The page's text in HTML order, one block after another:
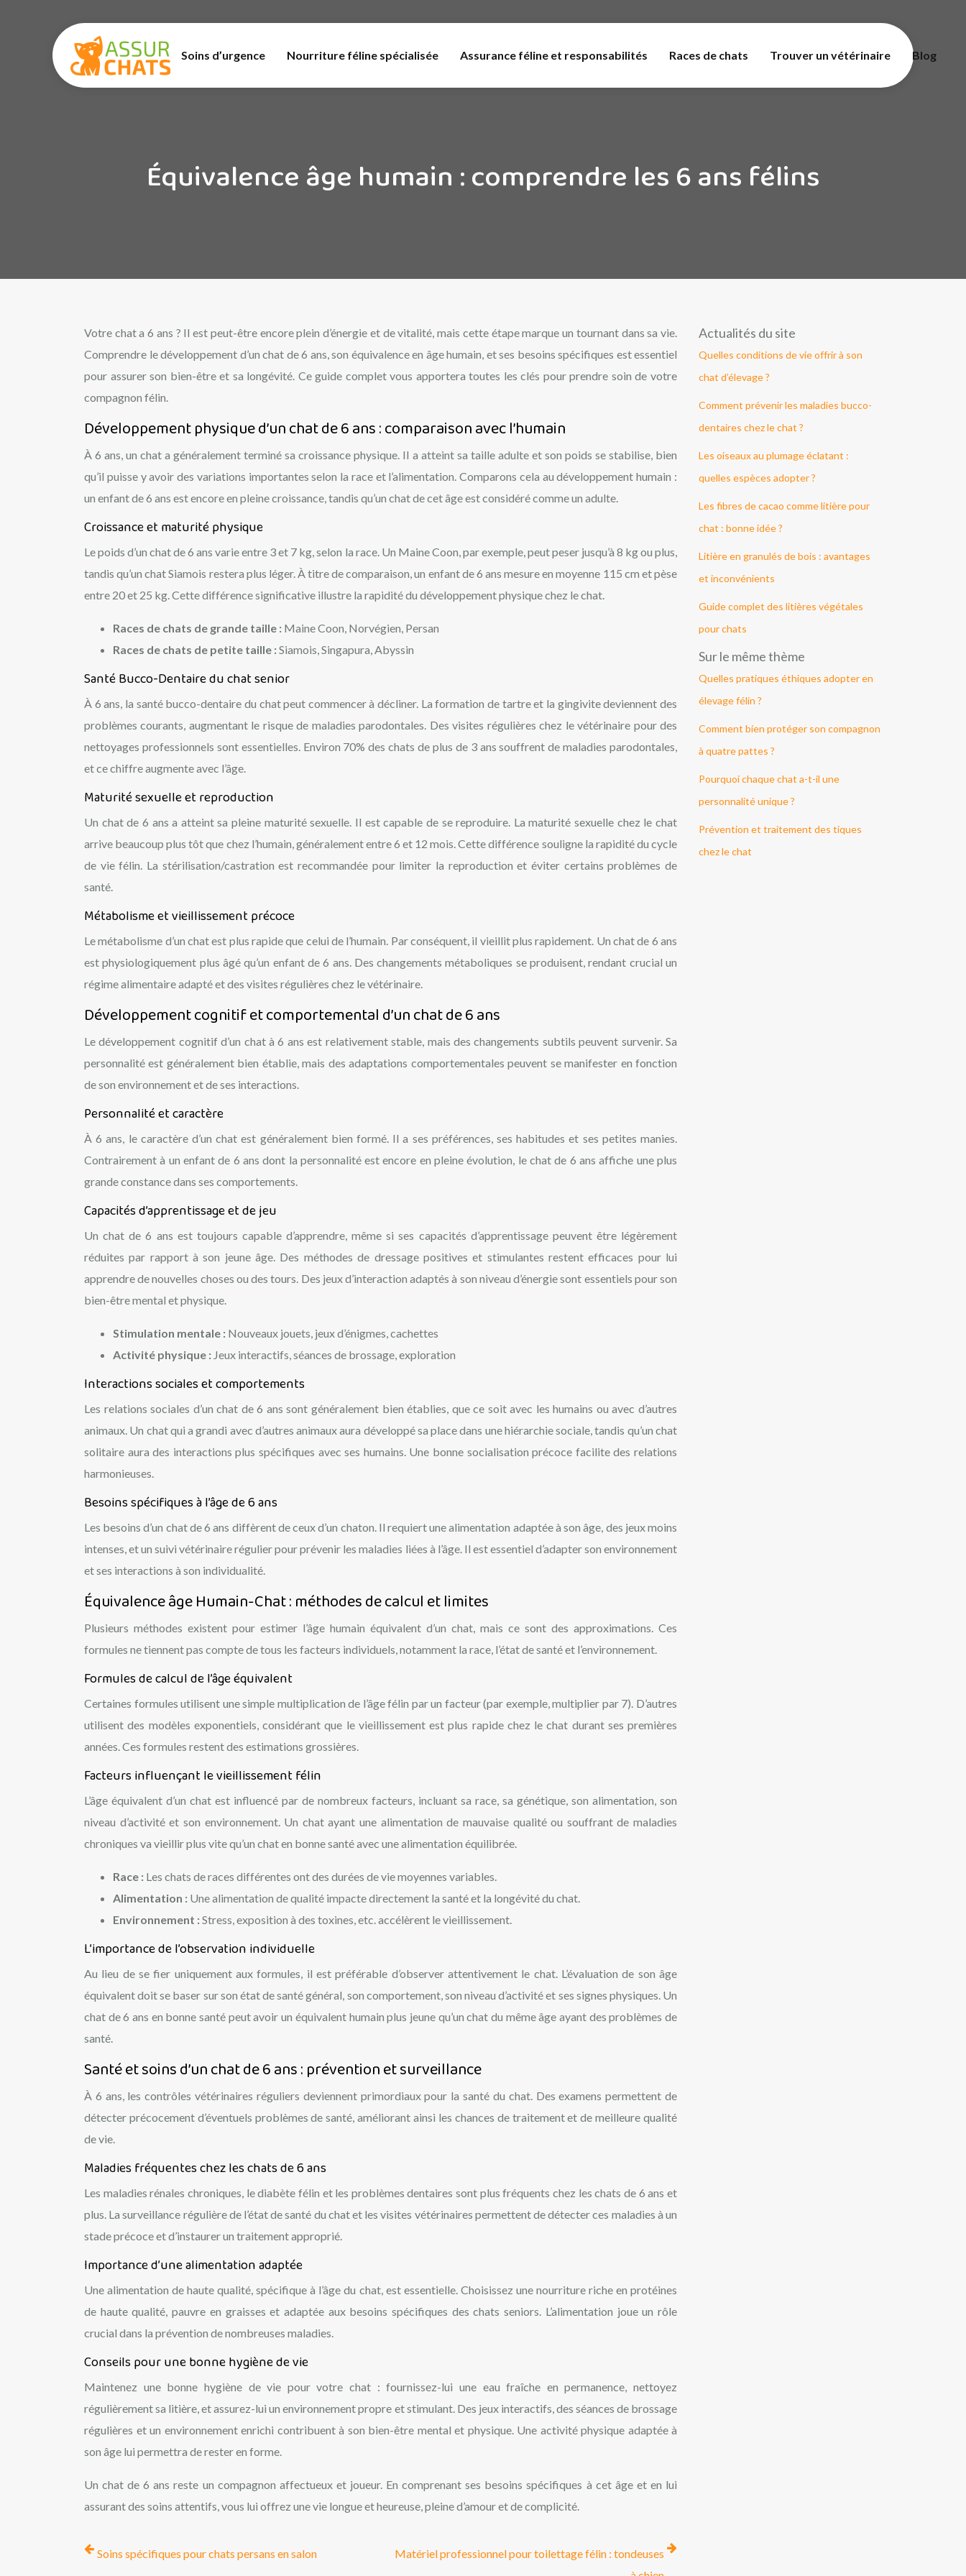
Soins d’urgence Nourriture féline spécialisée Assurance féline et responsabilités Races de chats Trouver un vétérinaire Blog
Équivalence âge humain : comprendre les 6 ans félins
Votre chat a 6 ans ? Il est peut-être encore plein d’énergie et de vitalité, mais cette étape marque un tournant dans sa vie.
Comprendre le développement d’un chat de 6 ans, son équivalence en âge humain, et ses besoins spécifiques est essentiel
pour assurer son bien-être et sa longévité. Ce guide complet vous apportera toutes les clés pour prendre soin de votre
compagnon félin.
Développement physique d’un chat de 6 ans : comparaison avec l’humain
À 6 ans, un chat a généralement terminé sa croissance physique. Il a atteint sa taille adulte et son poids se stabilise, bien
qu’il puisse y avoir des variations importantes selon la race et l’alimentation. Comparons cela au développement humain :
un enfant de 6 ans est encore en pleine croissance, tandis qu’un chat de cet âge est considéré comme un adulte.
Croissance et maturité physique
Le poids d’un chat de 6 ans varie entre 3 et 7 kg, selon la race. Un Maine Coon, par exemple, peut peser jusqu’à 8 kg ou plus,
tandis qu’un chat Siamois restera plus léger. À titre de comparaison, un enfant de 6 ans mesure en moyenne 115 cm et pèse
entre 20 et 25 kg. Cette différence significative illustre la rapidité du développement physique chez le chat.
Races de chats de grande taille : Maine Coon, Norvégien, Persan
Races de chats de petite taille :Siamois, Singapura, Abyssin
Santé Bucco-Dentaire du chat senior
À 6 ans, la santé bucco-dentaire du chat peut commencer à décliner. La formation de tartre et la gingivite deviennent des
problèmes courants, augmentant le risque de maladies parodontales. Des visites régulières chez le vétérinaire pour des
nettoyages professionnels sont essentielles. Environ 70% des chats de plus de 3 ans souffrent de maladies parodontales,
et ce chiffre augmente avec l’âge.
Maturité sexuelle et reproduction
Un chat de 6 ans a atteint sa pleine maturité sexuelle. Il est capable de se reproduire. La maturité sexuelle chez le chat
arrive beaucoup plus tôt que chez l’humain, généralement entre 6 et 12 mois. Cette différence souligne la rapidité du cycle
de vie félin. La stérilisation/castration est recommandée pour limiter la reproduction et éviter certains problèmes de
santé.
Métabolisme et vieillissement précoce
Le métabolisme d’un chat est plus rapide que celui de l’humain. Par conséquent, il vieillit plus rapidement. Un chat de 6 ans
est physiologiquement plus âgé qu’un enfant de 6 ans. Des changements métaboliques se produisent, rendant crucial un
régime alimentaire adapté et des visites régulières chez le vétérinaire.
Développement cognitif et comportemental d’un chat de 6 ans
Le développement cognitif d’un chat à 6 ans est relativement stable, mais des changements subtils peuvent survenir. Sa
personnalité est généralement bien établie, mais des adaptations comportementales peuvent se manifester en fonction
de son environnement et de ses interactions.
Personnalité et caractère
À 6 ans, le caractère d’un chat est généralement bien formé. Il a ses préférences, ses habitudes et ses petites manies.
Contrairement à un enfant de 6 ans dont la personnalité est encore en pleine évolution, le chat de 6 ans affiche une plus
grande constance dans ses comportements.
Capacités d’apprentissage et de jeu
Un chat de 6 ans est toujours capable d’apprendre, même si ses capacités d’apprentissage peuvent être légèrement
réduites par rapport à son jeune âge. Des méthodes de dressage positives et stimulantes restent efficaces pour lui
apprendre de nouvelles choses ou des tours. Des jeux d’interaction adaptés à son niveau d’énergie sont essentiels pour son
bien-être mental et physique.
Stimulation mentale : Nouveaux jouets, jeux d’énigmes, cachettes
Activité physique : Jeux interactifs, séances de brossage, exploration
Interactions sociales et comportements
Les relations sociales d’un chat de 6 ans sont généralement bien établies, que ce soit avec les humains ou avec d’autres
animaux. Un chat qui a grandi avec d’autres animaux aura développé sa place dans une hiérarchie sociale, tandis qu’un chat
solitaire aura des interactions plus spécifiques avec ses humains. Une bonne socialisation précoce facilite des relations
harmonieuses.
Besoins spécifiques à l’âge de 6 ans
Les besoins d’un chat de 6 ans diffèrent de ceux d’un chaton. Il requiert une alimentation adaptée à son âge, des jeux moins
intenses, et un suivi vétérinaire régulier pour prévenir les maladies liées à l’âge. Il est essentiel d’adapter son environnement
et ses interactions à son individualité.
Équivalence âge Humain-Chat : méthodes de calcul et limites
Plusieurs méthodes existent pour estimer l’âge humain équivalent d’un chat, mais ce sont des approximations. Ces
formules ne tiennent pas compte de tous les facteurs individuels, notamment la race, l’état de santé et l’environnement.
Formules de calcul de l’âge équivalent
Certaines formules utilisent une simple multiplication de l’âge félin par un facteur (par exemple, multiplier par 7). D’autres
utilisent des modèles exponentiels, considérant que le vieillissement est plus rapide chez le chat durant ses premières
années. Ces formules restent des estimations grossières.
Facteurs influençant le vieillissement félin
L’âge équivalent d’un chat est influencé par de nombreux facteurs, incluant sa race, sa génétique, son alimentation, son
niveau d’activité et son environnement. Un chat ayant une alimentation de mauvaise qualité ou souffrant de maladies
chroniques va vieillir plus vite qu’un chat en bonne santé avec une alimentation équilibrée.
Race : Les chats de races différentes ont des durées de vie moyennes variables.
Alimentation : Une alimentation de qualité impacte directement la santé et la longévité du chat.
Environnement :Stress, exposition à des toxines, etc. accélèrent le vieillissement.
L’importance de l’observation individuelle
Au lieu de se fier uniquement aux formules, il est préférable d’observer attentivement le chat. L’évaluation de son âge
équivalent doit se baser sur son état de santé général, son comportement, son niveau d’activité et ses signes physiques. Un
chat de 6 ans en bonne santé peut avoir un équivalent humain plus jeune qu’un chat du même âge ayant des problèmes de
santé.
Santé et soins d’un chat de 6 ans : prévention et surveillance
À 6 ans, les contrôles vétérinaires réguliers deviennent primordiaux pour la santé du chat. Des examens permettent de
détecter précocement d’éventuels problèmes de santé, améliorant ainsi les chances de traitement et de meilleure qualité
de vie.
Maladies fréquentes chez les chats de 6 ans
Les maladies rénales chroniques, le diabète félin et les problèmes dentaires sont plus fréquents chez les chats de 6 ans et
plus. La surveillance régulière de l’état de santé du chat et les visites vétérinaires permettent de détecter ces maladies à un
stade précoce et d’instaurer un traitement approprié.
Importance d’une alimentation adaptée
Une alimentation de haute qualité, spécifique à l’âge du chat, est essentielle. Choisissez une nourriture riche en protéines
de haute qualité, pauvre en graisses et adaptée aux besoins spécifiques des chats seniors. L’alimentation joue un rôle
crucial dans la prévention de nombreuses maladies.
Conseils pour une bonne hygiène de vie
Maintenez une bonne hygiène de vie pour votre chat : fournissez-lui une eau fraîche en permanence, nettoyez
régulièrement sa litière, et assurez-lui un environnement propre et stimulant. Des jeux interactifs, des séances de brossage
régulières et un environnement enrichi contribuent à son bien-être mental et physique. Une activité physique adaptée à
son âge lui permettra de rester en forme.
Un chat de 6 ans reste un compagnon affectueux et joueur. En comprenant ses besoins spécifiques à cet âge et en lui
assurant des soins attentifs, vous lui offrez une vie longue et heureuse, pleine d’amour et de complicité.
Soins spécifiques pour chats persans en salon
Matériel professionnel pour toilettage félin : tondeuses
Actualités du site
Quelles conditions de vie offrir à son
chat d’élevage ?
Comment prévenir les maladies bucco-
dentaires chez le chat ?
Les oiseaux au plumage éclatant :
quelles espèces adopter ?
Les fibres de cacao comme litière pour
chat : bonne idée ?
Litière en granulés de bois : avantages
et inconvénients
Guide complet des litières végétales
pour chats
Sur le même thème
Quelles pratiques éthiques adopter en
élevage félin ?
Comment bien protéger son compagnon
à quatre pattes ?
Pourquoi chaque chat a-t-il une
personnalité unique ?
Prévention et traitement des tiques
chez le chat